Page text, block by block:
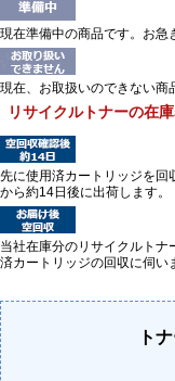
現在準備中の商品です。お急
現在、お取扱いのできない商
リサイクルトナーの在
先に使用済カートリッジを回
から約14日後に出荷します。
当社在庫分のリサイクルトナ
済カートリッジの回収に伺い
ト